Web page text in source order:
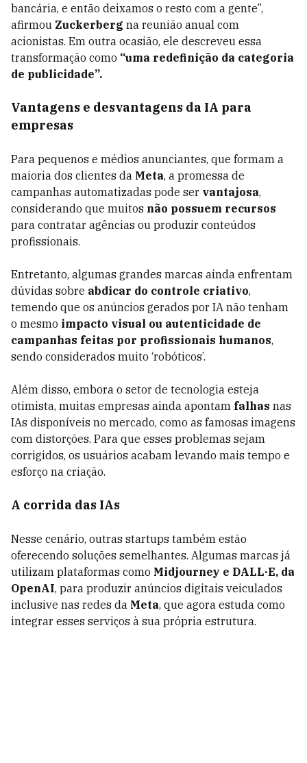
bancária, e então deixamos o resto com a gente”,
afirmou Zuckerberg na reunião anual com
acionistas. Em outra ocasião, ele descreveu essa
transformação como “uma redefinição da categoria
de publicidade”.
Vantagens e desvantagens da IA para
empresas
Para pequenos e médios anunciantes, que formam a
maioria dos clientes da Meta, a promessa de
campanhas automatizadas pode ser vantajosa,
considerando que muitos não possuem recursos
para contratar agências ou produzir conteúdos
profissionais.
Entretanto, algumas grandes marcas ainda enfrentam
dúvidas sobre abdicar do controle criativo,
temendo que os anúncios gerados por IA não tenham
o mesmo impacto visual ou autenticidade de
campanhas feitas por profissionais humanos,
sendo considerados muito ‘robóticos’.
Além disso, embora o setor de tecnologia esteja
otimista, muitas empresas ainda apontam falhas nas
IAs disponíveis no mercado, como as famosas imagens
com distorções. Para que esses problemas sejam
corrigidos, os usuários acabam levando mais tempo e
esforço na criação.
A corrida das IAs
Nesse cenário, outras startups também estão
oferecendo soluções semelhantes. Algumas marcas já
utilizam plataformas como Midjourney e DALL·E, da
OpenAI, para produzir anúncios digitais veiculados
inclusive nas redes da Meta, que agora estuda como
integrar esses serviços à sua própria estrutura.